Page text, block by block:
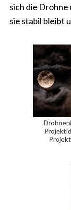
sich die Drohne
sie stabil bleibt